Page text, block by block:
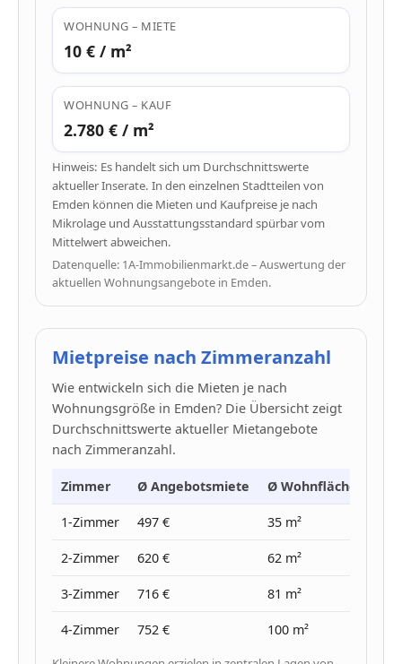
WOHNUNG – MIETE
10 € / m²
WOHNUNG – KAUF
2.780 € / m²
Hinweis: Es handelt sich um Durchschnittswerte
aktueller Inserate. In den einzelnen Stadtteilen von
Emden können die Mieten und Kaufpreise je nach
Mikrolage und Ausstattungsstandard spürbar vom
Mittelwert abweichen.
Datenquelle: 1A-Immobilienmarkt.de – Auswertung der
aktuellen Wohnungsangebote in Emden.
Mietpreise nach Zimmeranzahl
Wie entwickeln sich die Mieten je nach
Wohnungsgröße in Emden? Die Übersicht zeigt
Durchschnittswerte aktueller Mietangebote
nach Zimmeranzahl.
Zimmer Ø Angebotsmiete Ø Wohnfläche
1-Zimmer 497 € 35 m²
2-Zimmer 620 € 62 m²
3-Zimmer 716 € 81 m²
4-Zimmer 752 € 100 m²